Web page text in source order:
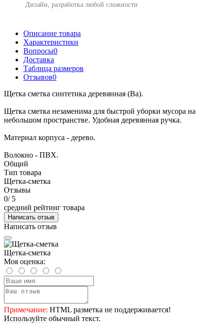
Дизайн, разработка любой сложности
Описание товара
Характеристики
Вопросы0
Доставка
Таблица размеров
Отзывов0
Щетка сметка синтетика деревянная (Ва).
Щетка сметка незаменима для быстрой уборки мусора на
небольшом пространстве. Удобная деревянная ручка.
Материал корпуса - дерево.
Волокно - ПВХ.
Общий
Тип товара
Щетка-сметка
Отзывы
0/ 5
средний рейтинг товара
Написать отзыв
Написать отзыв
Щетка-сметка
Моя оценка:
Примечание: HTML разметка не поддерживается!
Используйте обычный текст.